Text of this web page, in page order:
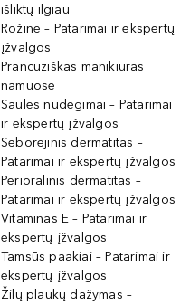
išliktų ilgiau
Rožinė – Patarimai ir ekspertų
įžvalgos
Prancūziškas manikiūras
namuose
Saulės nudegimai – Patarimai
ir ekspertų įžvalgos
Seborėjinis dermatitas –
Patarimai ir ekspertų įžvalgos
Perioralinis dermatitas –
Patarimai ir ekspertų įžvalgos
Vitaminas E – Patarimai ir
ekspertų įžvalgos
Tamsūs paakiai – Patarimai ir
ekspertų įžvalgos
Žilų plaukų dažymas –